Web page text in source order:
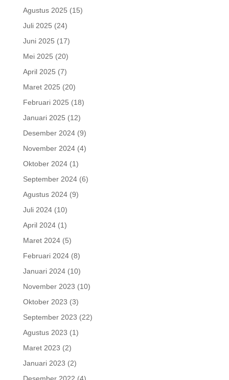
Agustus 2025 (15)
Juli 2025 (24)
Juni 2025 (17)
Mei 2025 (20)
April 2025 (7)
Maret 2025 (20)
Februari 2025 (18)
Januari 2025 (12)
Desember 2024(9)
November 2024(4)
Oktober 2024(1)
September 2024(6)
Agustus 2024(9)
Juli 2024(10)
April 2024(1)
Maret 2024(5)
Februari 2024(8)
Januari 2024(10)
November 2023 (10)
Oktober 2023 (3)
September 2023 (22)
Agustus 2023 (1)
Maret 2023 (2)
Januari 2023 (2)